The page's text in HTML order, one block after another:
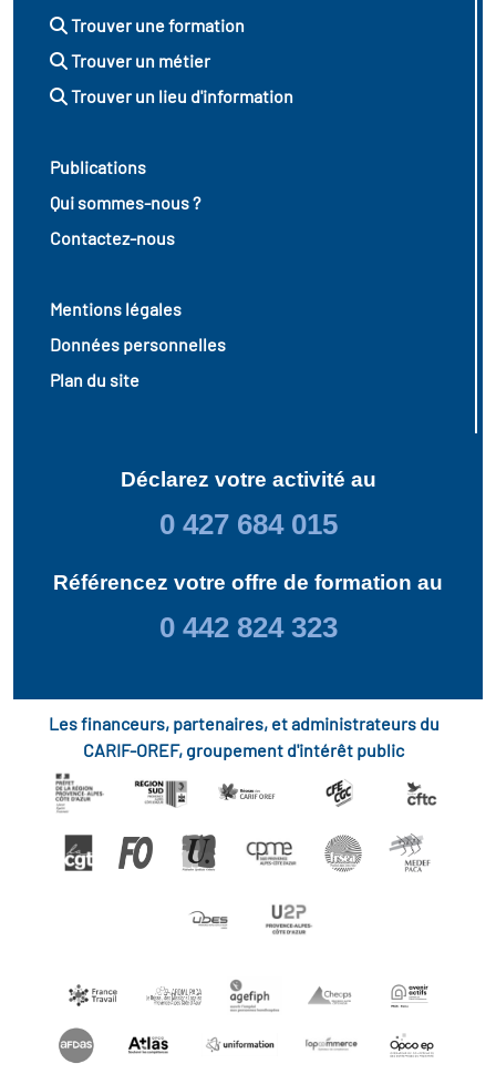
Trouver une formation
Trouver un métier
Trouver un lieu d'information
Publications
Qui sommes-nous ?
Contactez-nous
Mentions légales
Données personnelles
Plan du site
Déclarez votre activité au
0 427 684 015
Référencez votre offre de formation au
0 442 824 323
Les financeurs, partenaires, et administrateurs du
CARIF-OREF, groupement d'intérêt public